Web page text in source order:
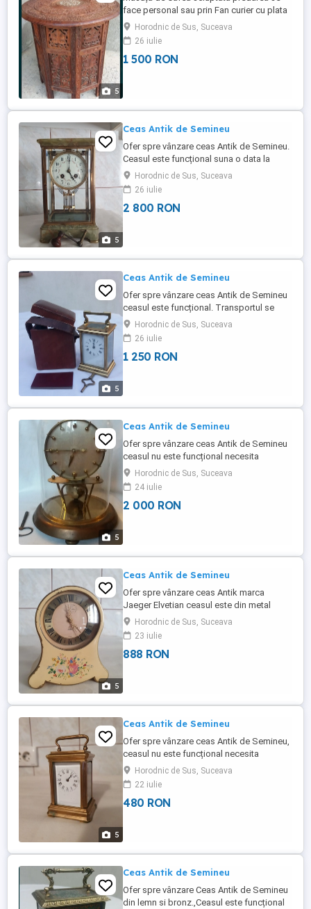
5
face personal sau prin Fan curier cu plata
unui avans de catre cumpărător. Mai multe
detalii la tel.
Horodnic de Sus, Suceava
26 iulie
1 500 RON
5
Ceas Antik de Semineu
Ofer spre vânzare ceas Antik de Semineu.
Ceasul este funcțional suna o data la
jumătate iar la fix de cite ori este ora.
H.27.cm.
L.16.cm.Adincime.13.cm.Predarea se face
personal sau prin Fan curier cu plata unui
Horodnic de Sus, Suceava
26 iulie
2 800 RON
5
Ceas Antik de Semineu
Ofer spre vânzare ceas Antik de Semineu
ceasul este funcțional. Transportul se
achita de cumpărător. Mai multe detalii la
tel.
Horodnic de Sus, Suceava
26 iulie
1 250 RON
5
Ceas Antik de Semineu
Ofer spre vânzare ceas Antik de Semineu
ceasul nu este funcțional necesita
verificare cupola din sticla H.26.cm cu tot
cu glob diametru glob 15.cm partea de
jos. Predarea se face personal. Mai multe
detalii la tel.
Horodnic de Sus, Suceava
24 iulie
2 000 RON
5
Ceas Antik de Semineu
Ofer spre vânzare ceas Antik marca
Jaeger Elvetian ceasul este din metal
funcțional sonerie cu programare cu
cilindru muzical perfect funcțională pentru
interesati pot trimite filmare video prin
Wat.app. H.12.cm. L.10.cm.Transportul se
Horodnic de Sus, Suceava
23 iulie
888 RON
5
Ceas Antik de Semineu
Ofer spre vânzare ceas Antik de Semineu,
ceasul nu este funcțional necesita
verificare. H.9.cm.L.5.cm..Transportul se
achita de cumpărător. Mai multe detalii la
tel.
Horodnic de Sus, Suceava
22 iulie
480 RON
Ceas Antik de Semineu
Ofer spre vânzare Ceas Antik de Semineu
din lemn si bronz.,Ceasul este funcțional